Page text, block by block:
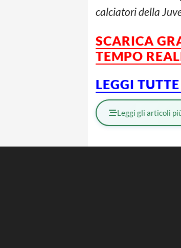
calciatori della
SCARICA
TEMPO
LEGGI
Leggi gli articoli